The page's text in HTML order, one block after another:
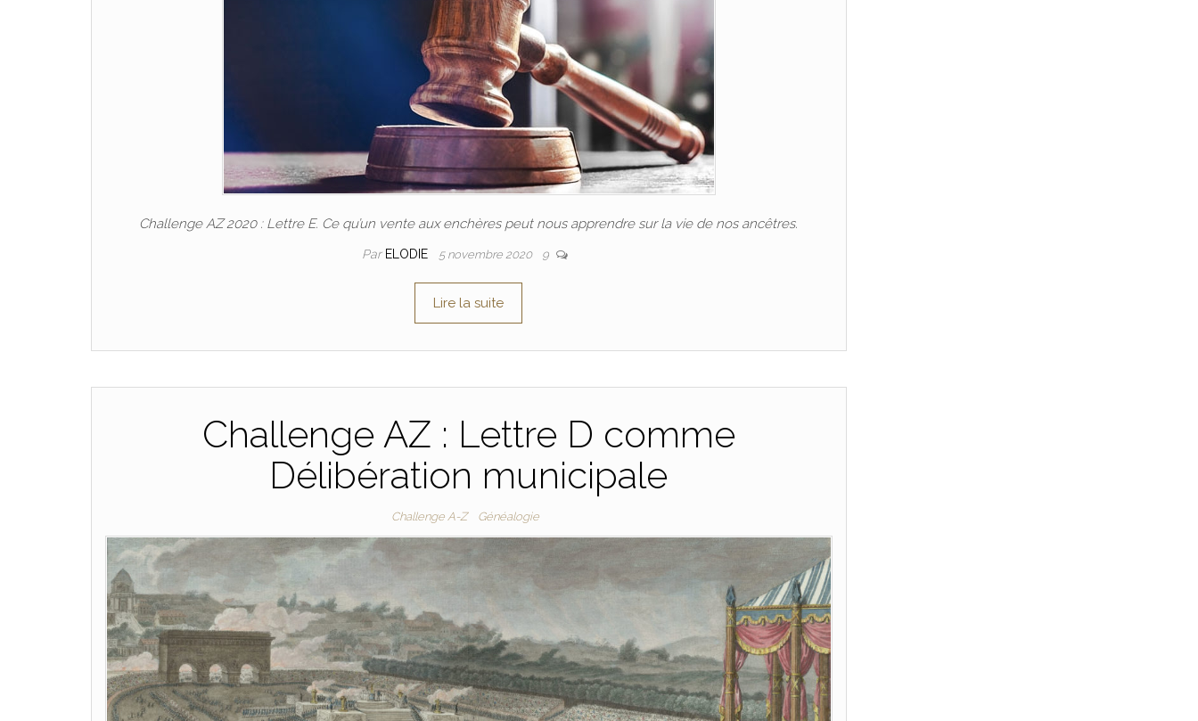
Challenge AZ 2020 : Lettre E. Ce qu’un vente aux enchères peut nous apprendre sur la vie de nos ancêtres.
Par ELODIE 5 novembre 2020 9
Lire la suite
Challenge AZ : Lettre D comme
Délibération municipale
Challenge A-Z Généalogie